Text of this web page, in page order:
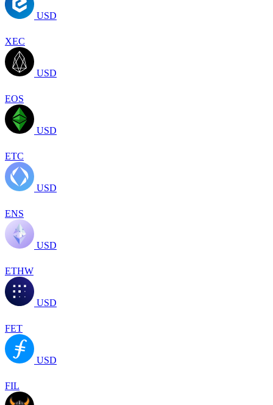
USD
XEC
USD
EOS
USD
ETC
USD
ENS
USD
ETHW
USD
FET
USD
FIL